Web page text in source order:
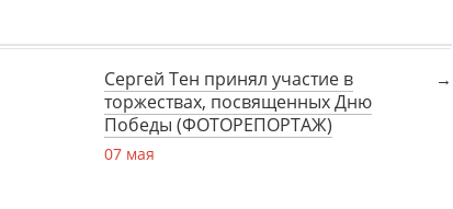
Сергей Тен принял участие в
торжествах, посвященных Дню
Победы (ФОТОРЕПОРТАЖ)
07 мая